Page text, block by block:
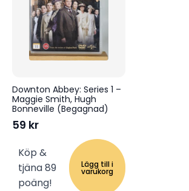
Downton Abbey: Series 1 –
Maggie Smith, Hugh
Bonneville (Begagnad)
59 kr
Köp &
tjäna 89
poäng!
Lägg till i
varukorg